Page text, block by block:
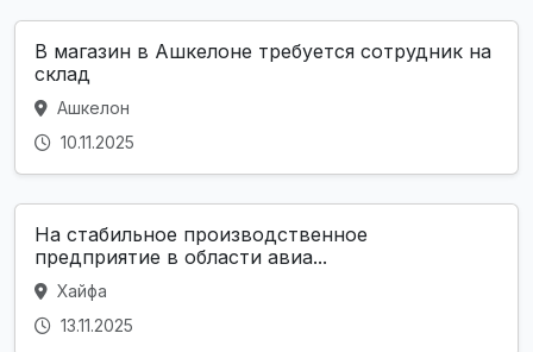
В магазин в Ашкелоне требуется сотрудник на
склад
Ашкелон
10.11.2025
На стабильное производственное
предприятие в области авиа...
Хайфа
13.11.2025